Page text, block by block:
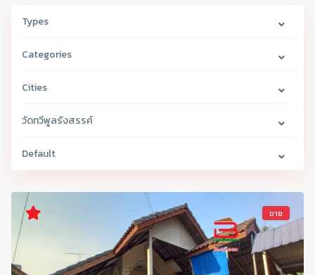
Types
Categories
Cities
วัดทวีพูลรังสรรค์
Default
ขาย